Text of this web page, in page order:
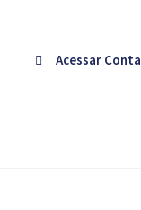
Acessar Conta